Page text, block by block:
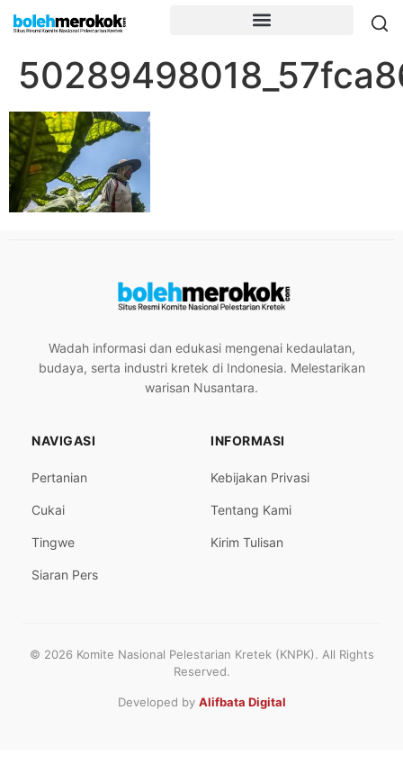
Wadah informasi dan edukasi mengenai kedaulatan,
budaya, serta industri kretek di Indonesia. Melestarikan
warisan Nusantara.
NAVIGASI
Pertanian
Cukai
Tingwe
Siaran Pers
INFORMASI
Kebijakan Privasi
Tentang Kami
Kirim Tulisan
© 2026 Komite Nasional Pelestarian Kretek (KNPK). All Rights
Reserved.
Developed by Alifbata Digital